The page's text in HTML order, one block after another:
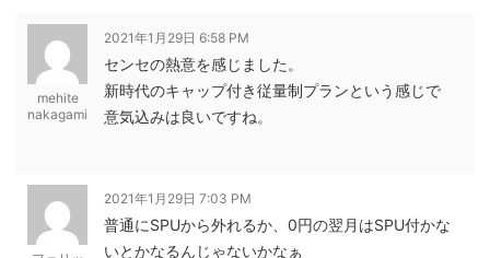
mehite
nakagami
2021年1月29日 6:58 PM
センセの熱意を感じました。
新時代のキャップ付き従量制プランという感じで
意気込みは良いですね。
2021年1月29日 7:03 PM
普通にSPUから外れるか、0円の翌月はSPU付かな
いとかなるんじゃないかなぁ